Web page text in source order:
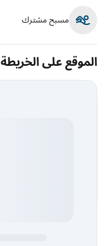
مسبح مشترك
الموقع على الخريطة